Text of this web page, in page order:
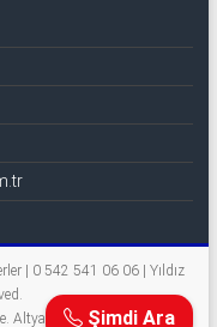
| 0 542 541 06 06 | Yıldız
. Altyapı WordPress.
Şimdi Ara